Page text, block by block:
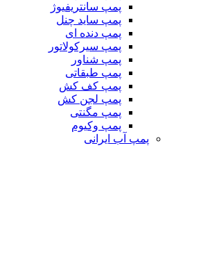
پمپ سانتریفیوژ
پمپ ساید چنل
پمپ دنده ای
پمپ سیرکولاتور
پمپ شناور
پمپ طبقاتی
پمپ کف کش
پمپ لجن کش
پمپ مگنتی
پمپ وکیوم
پمپ آب ایرانی